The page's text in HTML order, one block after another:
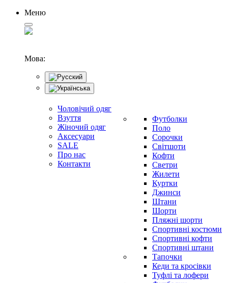
Меню
Мова:
Чоловічий одяг
Взуття
Жіночий одяг
Аксесуари
SALE
Про нас
Контакти
Футболки
Поло
Сорочки
Світшоти
Кофти
Светри
Жилети
Куртки
Джинси
Штани
Шорти
Пляжні шорти
Спортивні костюми
Спортивні кофти
Спортивні штани
Тапочки
Кеди та кросівки
Туфлі та лофери